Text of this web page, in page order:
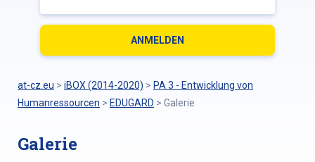
at-cz.eu > iBOX (2014-2020) > PA 3 - Entwicklung von
Humanressourcen > EDUGARD > Galerie
Galerie